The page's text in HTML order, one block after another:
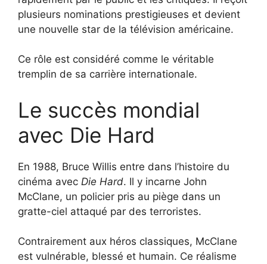
plusieurs nominations prestigieuses et devient
une nouvelle star de la télévision américaine.
Ce rôle est considéré comme le véritable
tremplin de sa carrière internationale.
Le succès mondial
avec Die Hard
En 1988, Bruce Willis entre dans l’histoire du
cinéma avec Die Hard. Il y incarne John
McClane, un policier pris au piège dans un
gratte-ciel attaqué par des terroristes.
Contrairement aux héros classiques, McClane
est vulnérable, blessé et humain. Ce réalisme